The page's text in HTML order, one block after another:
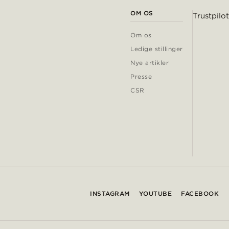
OM OS
Om os
Ledige stillinger
Nye artikler
Presse
CSR
Trustpilot
INSTAGRAM YOUTUBE FACEBOOK